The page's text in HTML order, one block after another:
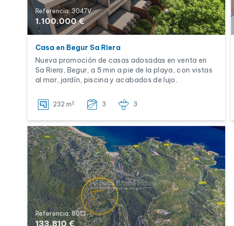
Referencia: 3047V
1.100.000 €
Casa en Begur Sa Riera
Nueva promoción de casas adosadas en venta en
Sa Riera, Begur, a 5 min a pie de la playa, con vistas
al mar, jardín, piscina y acabados de lujo.
232 m2 3 3
Referencia: 8013
133.810 €